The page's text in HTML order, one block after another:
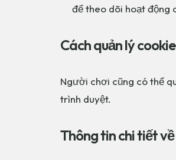
để theo dõi hoạt động
Cách quản lý cookie
Người chơi cũng có thể
trình duyệt.
Thông tin chi tiết